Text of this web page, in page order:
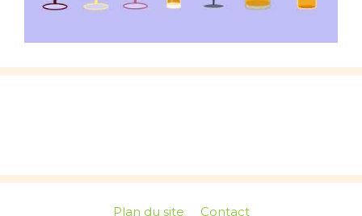
Plan du site Contact